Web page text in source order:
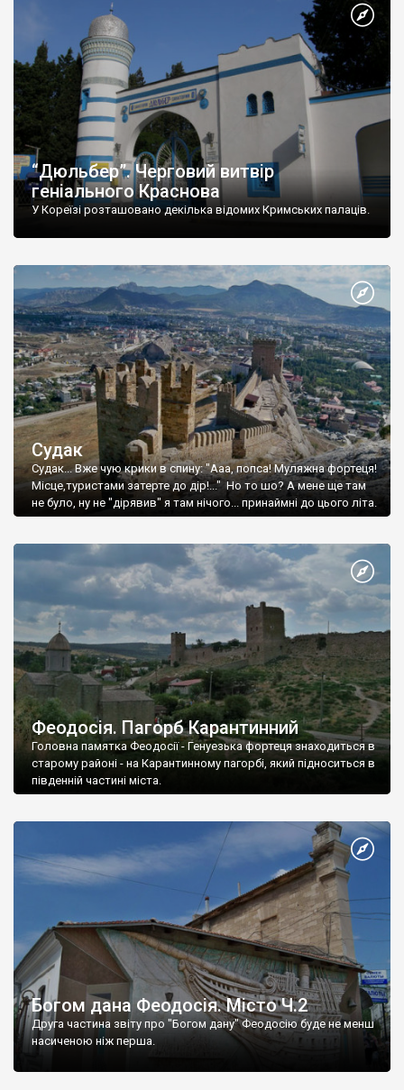
“Дюльбер”. Черговий витвір
геніального Краснова
У Кореїзі розташовано декілька відомих Кримських палаців.
Судак
Судак... Вже чую крики в спину: "Ааа, попса! Муляжна фортеця!
Місце,туристами затерте до дір!..." Но то шо? А мене ще там
не було, ну не "дірявив" я там нічого... принаймні до цього літа.
Феодосія. Пагорб Карантинний
Головна памятка Феодосії - Генуезька фортеця знаходиться в
старому районі - на Карантинному пагорбі, який підноситься в
південній частині міста.
Богом дана Феодосія. Місто Ч.2
Друга частина звіту про "Богом дану" Феодосію буде не менш
насиченою ніж перша.